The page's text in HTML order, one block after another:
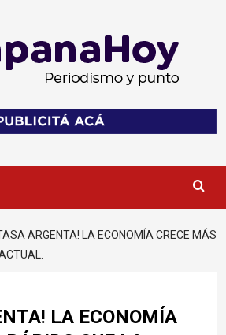
ARGENTA! LA ECONOMÍA CRECE MÁS
LA ECONOMÍA